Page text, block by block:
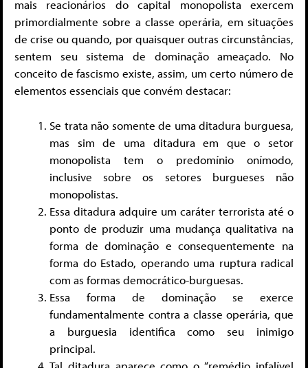
mais reacionários do capital monopolista exercem
primordialmente sobre a classe operária, em situações
de crise ou quando, por quaisquer outras circunstâncias,
sentem seu sistema de dominação ameaçado. No
conceito de fascismo existe, assim, um certo número de
elementos essenciais que convém destacar:
Se trata não somente de uma ditadura burguesa,
mas sim de uma ditadura em que o setor
monopolista tem o predomínio onímodo,
inclusive sobre os setores burgueses não
monopolistas.
Essa ditadura adquire um caráter terrorista até o
ponto de produzir uma mudança qualitativa na
forma de dominação e consequentemente na
forma do Estado, operando uma ruptura radical
com as formas democrático-burguesas.
Essa forma de dominação se exerce
fundamentalmente contra a classe operária, que
a burguesia identifica como seu inimigo
principal.